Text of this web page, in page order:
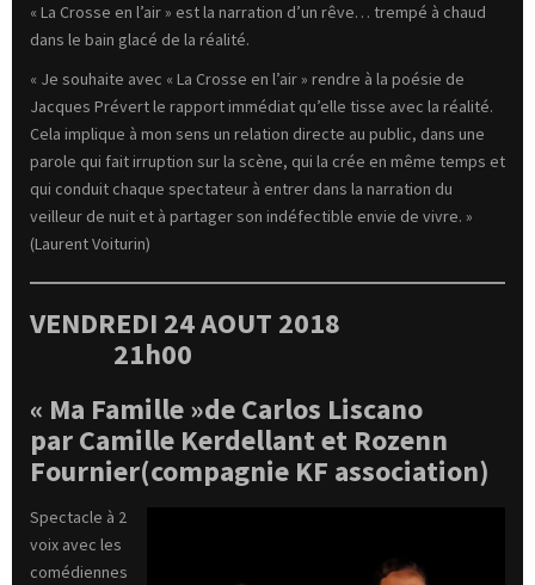
« La Crosse en l’air » est la narration d’un rêve… trempé à chaud
dans le bain glacé de la réalité.
« Je souhaite avec « La Crosse en l’air » rendre à la poésie de
Jacques Prévert le rapport immédiat qu’elle tisse avec la réalité.
Cela implique à mon sens un relation directe au public, dans une
parole qui fait irruption sur la scène, qui la crée en même temps et
qui conduit chaque spectateur à entrer dans la narration du
veilleur de nuit et à partager son indéfectible envie de vivre. »
(Laurent Voiturin)
VENDREDI 24 AOUT 2018
21h00
« Ma Famille »de Carlos Liscano
parCamille Kerdellant et Rozenn
Fournier(compagnie KF association)
Spectacle à 2
voix avec les
comédiennes